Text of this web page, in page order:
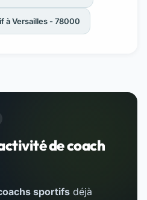
à Versailles - 78000
de coach
sportifs déjà